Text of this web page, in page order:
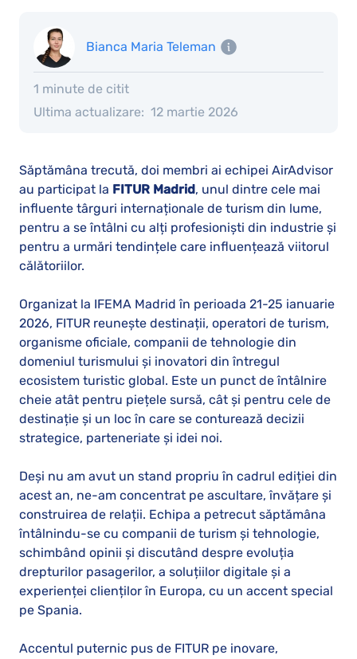
Bianca Maria Teleman
1 minute de citit
Ultima actualizare: 12 martie 2026
Săptămâna trecută, doi membri ai echipei AirAdvisor
au participat la FITUR Madrid, unul dintre cele mai
influente târguri internaționale de turism din lume,
pentru a se întâlni cu alți profesioniști din industrie și
pentru a urmări tendințele care influențează viitorul
călătoriilor.
Organizat la IFEMA Madrid în perioada 21-25 ianuarie
2026, FITUR reunește destinații, operatori de turism,
organisme oficiale, companii de tehnologie din
domeniul turismului și inovatori din întregul
ecosistem turistic global. Este un punct de întâlnire
cheie atât pentru piețele sursă, cât și pentru cele de
destinație și un loc în care se conturează decizii
strategice, parteneriate și idei noi.
Deși nu am avut un stand propriu în cadrul ediției din
acest an, ne-am concentrat pe ascultare, învățare și
construirea de relații. Echipa a petrecut săptămâna
întâlnindu-se cu companii de turism și tehnologie,
schimbând opinii și discutând despre evoluția
drepturilor pasagerilor, a soluțiilor digitale și a
experienței clienților în Europa, cu un accent special
pe Spania.
Accentul puternic pus de FITUR pe inovare,